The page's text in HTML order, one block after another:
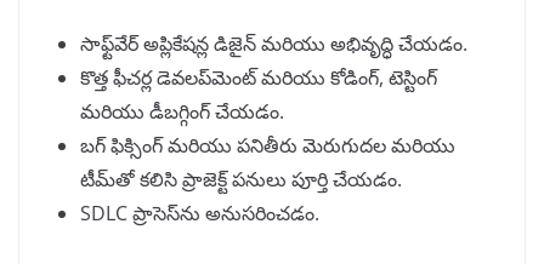
సాఫ్ట్‌వేర్ అప్లికేషన్ల డిజైన్ మరియు అభివృద్ధి చేయడం.
కొత్త ఫీచర్ల డెవలప్‌మెంట్ మరియు కోడింగ్, టెస్టింగ్
మరియు డీబగ్గింగ్ చేయడం.
బగ్ ఫిక్సింగ్ మరియు పనితీరు మెరుగుదల మరియు
టీమ్‌తో కలిసి ప్రాజెక్ట్ పనులు పూర్తి చేయడం.
SDLC ప్రాసెస్‌ను అనుసరించడం.